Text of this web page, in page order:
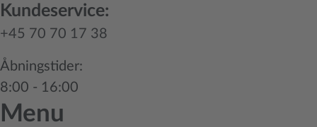
Kundeservice:
+45 70 70 17 38
Åbningstider:
8:00 - 16:00
Menu